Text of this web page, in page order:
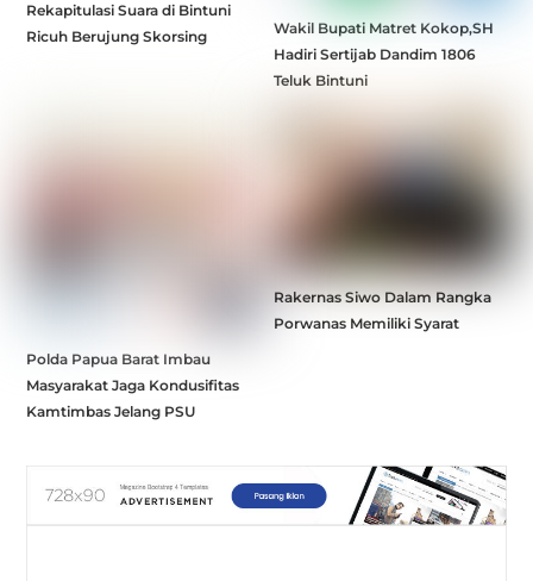
Rekapitulasi Suara di Bintuni
Ricuh Berujung Skorsing
Wakil Bupati Matret Kokop,SH
Hadiri Sertijab Dandim 1806
Teluk Bintuni
Polda Papua Barat Imbau
Masyarakat Jaga Kondusifitas
Kamtimbas Jelang PSU
Rakernas Siwo Dalam Rangka
Porwanas Memiliki Syarat